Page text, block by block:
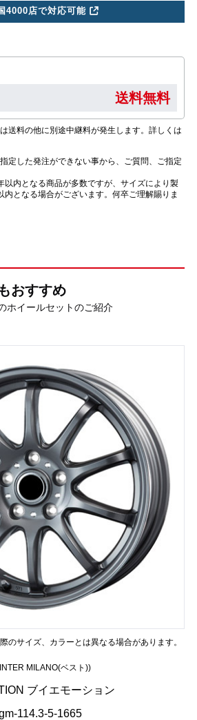
4000店で対応可能
送料無料
送料の他に別途中継料が発生します。詳しくは
定した発注ができない事から、ご質問、ご指定
以内となる商品が多数ですが、サイズにより製
内となる場合がございます。何卒ご理解賜りま
おすすめ
ホイールセットのご紹介
のサイズ、カラーとは異なる場合があります。
MILANO(ベスト))
ブイエモーション
114.3-5-1665